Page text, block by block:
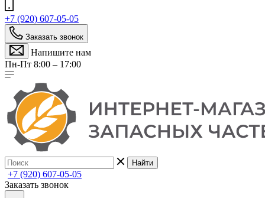
+7 (920) 607-05-05
Заказать звонок
Напишите нам
Пн-Пт 8:00 – 17:00
Найти
+7 (920) 607-05-05
Заказать звонок